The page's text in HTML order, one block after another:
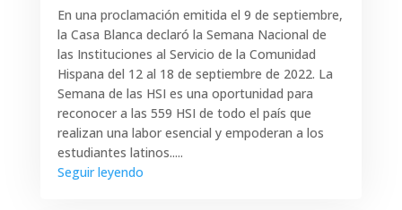
En una proclamación emitida el 9 de septiembre,
la Casa Blanca declaró la Semana Nacional de
las Instituciones al Servicio de la Comunidad
Hispana del 12 al 18 de septiembre de 2022. La
Semana de las HSI es una oportunidad para
reconocer a las 559 HSI de todo el país que
realizan una labor esencial y empoderan a los
estudiantes latinos.....
Seguir leyendo